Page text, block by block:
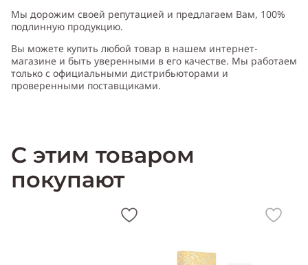
Мы дорожим своей репутацией и предлагаем Вам, 100%
подлинную продукцию.
Вы можете купить любой товар в нашем интернет-
магазине и быть уверенными в его качестве. Мы работаем
только с официальными дистрибьюторами и
проверенными поставщиками.
С этим товаром
покупают